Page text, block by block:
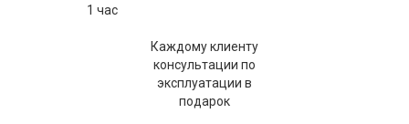
1 час
Каждому клиенту
консультации по
эксплуатации в
подарок